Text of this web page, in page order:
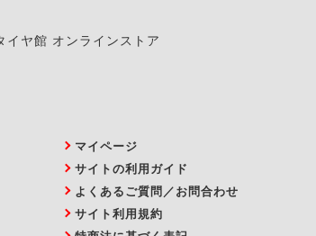
イヤ館 オンラインストア
マイページ
サイトの利用ガイド
よくあるご質問／お問合わせ
サイト利用規約